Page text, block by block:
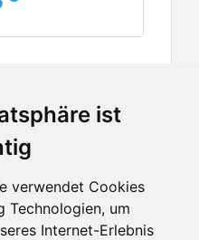
ist
verwendet Cookies
Technologien, um
Internet-Erlebnis